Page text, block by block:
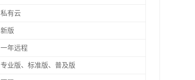
私有云
新版
一年远程
专业版、标准版、普及版